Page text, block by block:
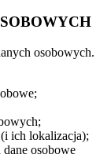
osobowych.
ich lokalizacja);
osobowe